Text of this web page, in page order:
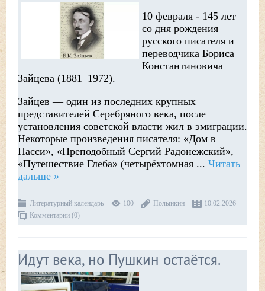
10 февраля - 145 лет
со дня рождения
русского писателя и
переводчика Бориса
Константиновича
Зайцева (1881–1972).
Зайцев — один из последних крупных
представителей Серебряного века, после
установления советской власти жил в эмиграции.
Некоторые произведения писателя: «Дом в
Пасси», «Преподобный Сергий Радонежский»,
«Путешествие Глеба» (четырёхтомная ... Читать
дальше »
Литературный календарь 100 Полынкин
10.02.2026
Комментарии (0)
Идут века, но Пушкин остаётся.